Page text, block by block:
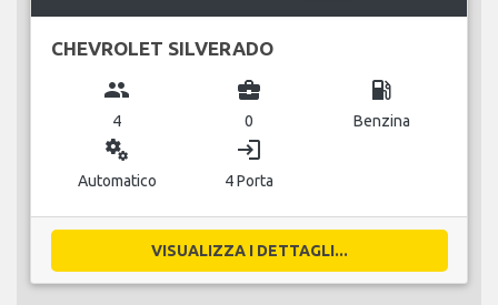
CHEVROLET SILVERADO
group
4
business_center
0
local_gas_station
Benzina
miscellaneous_services
Automatico
login
4 Porta
VISUALIZZA I DETTAGLI...